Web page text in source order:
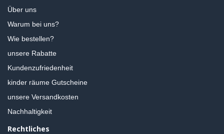
Über uns
Warum bei uns?
Wie bestellen?
unsere Rabatte
Kundenzufriedenheit
kinder räume Gutscheine
unsere Versandkosten
Nachhaltigkeit
Rechtliches